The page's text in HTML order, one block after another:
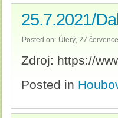
25.7.2021/
Posted on: Úterý, 27
Zdroj: https://
Posted in